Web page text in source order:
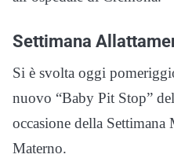
Settimana
Si è svolta oggi
nuovo “Baby Pit Stop”
occasione della
Materno.